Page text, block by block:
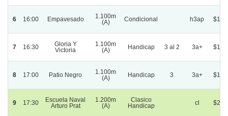
6 16:00 Empavesado
1.100m
(A)
Condicional h3ap
7 16:30
Gloria Y
Victoria
1.100m
(A)
Handicap 3 al 2 3a+
8 17:00 Patio Negro
1.100m
(A)
Handicap 3 3a+
9 17:30
Escuela Naval
Arturo Prat
1.200m
(A)
Clasico
Handicap
cl